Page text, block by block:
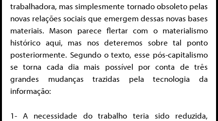
trabalhadora, mas simplesmente tornado obsoleto pelas
novas relações sociais que emergem dessas novas bases
materiais. Mason parece flertar com o materialismo
histórico aqui, mas nos deteremos sobre tal ponto
posteriormente. Segundo o texto, esse pós-capitalismo
se torna cada dia mais possível por conta de três
grandes mudanças trazidas pela tecnologia da
informação:
1- A necessidade do trabalho teria sido reduzida,